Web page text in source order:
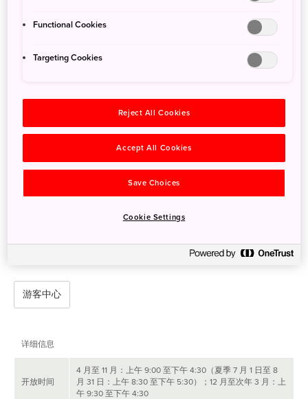
日光湿原。中心详细介绍了这片地区的森林、河流、湖泊和湿地，
您还可以在中心了解当季推荐景点，前去探寻色彩鲜艳的秋叶或竞
以观赏奥日光地区不同季节的照片，进一步了解探索特定地区的最
佳时机。除此之外，您也可以前往露天广场休憩片刻。
游客中心提供观鸟导览行程、动物追踪、徒步、雪鞋健行和越野滑
破坏性影响、奥日光地区的历史以及当地的温泉文化。您可以访问
白根山、汤之湖及战场之原湿地周围的徒步路线。
游客中心
详细信息
开放时间
4 月至 11 月：上午 9:00 至下午 4:30（夏季 7 月 1 日至 8
月 31 日：上午 8:30 至下午 5:30）；12 月至次年 3 月：上
午 9:30 至下午 4:30
Functional Cookies
Targeting Cookies
Reject All Cookies
Accept All Cookies
Save Choices
Cookie Settings